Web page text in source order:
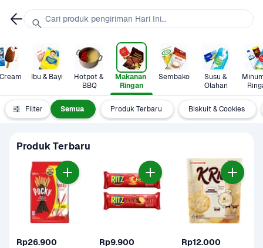
Ibu & Bayi
Hotpot &
BBQ
Makanan
Ringan
Sembako
Susu &
Olahan
Filter Semua Produk Terbaru Biskuit & Cookies
Produk Terbaru
Rp26.900 Rp9.900 Rp12.000
Cari produk pengiriman Hari Ini...